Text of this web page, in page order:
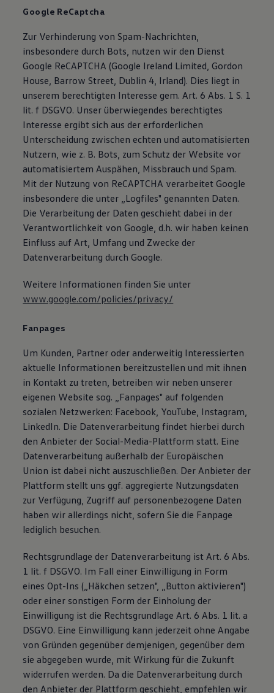
Google ReCaptcha
Zur Verhinderung von Spam-Nachrichten,
insbesondere durch Bots, nutzen wir den Dienst
Google ReCAPTCHA (Google Ireland Limited, Gordon
House, Barrow Street, Dublin 4, Irland). Dies liegt in
unserem berechtigten Interesse gem. Art. 6 Abs. 1 S. 1
lit. f DSGVO. Unser überwiegendes berechtigtes
Interesse ergibt sich aus der erforderlichen
Unterscheidung zwischen echten und automatisierten
Nutzern, wie z. B. Bots, zum Schutz der Website vor
automatisiertem Auspähen, Missbrauch und Spam.
Mit der Nutzung von ReCAPTCHA verarbeitet Google
insbesondere die unter „Logfiles" genannten Daten.
Die Verarbeitung der Daten geschieht dabei in der
Verantwortlichkeit von Google, d.h. wir haben keinen
Einfluss auf Art, Umfang und Zwecke der
Datenverarbeitung durch Google.
Weitere Informationen finden Sie unter
www.google.com/policies/privacy/
Fanpages
Um Kunden, Partner oder anderweitig Interessierten
aktuelle Informationen bereitzustellen und mit ihnen
in Kontakt zu treten, betreiben wir neben unserer
eigenen Website sog. „Fanpages" auf folgenden
sozialen Netzwerken: Facebook, YouTube, Instagram,
LinkedIn. Die Datenverarbeitung findet hierbei durch
den Anbieter der Social-Media-Plattform statt. Eine
Datenverarbeitung außerhalb der Europäischen
Union ist dabei nicht auszuschließen. Der Anbieter der
Plattform stellt uns ggf. aggregierte Nutzungsdaten
zur Verfügung, Zugriff auf personenbezogene Daten
haben wir allerdings nicht, sofern Sie die Fanpage
lediglich besuchen.
Rechtsgrundlage der Datenverarbeitung ist Art. 6 Abs.
1 lit. f DSGVO. Im Fall einer Einwilligung in Form
eines Opt-Ins („Häkchen setzen", „Button aktivieren")
oder einer sonstigen Form der Einholung der
Einwilligung ist die Rechtsgrundlage Art. 6 Abs. 1 lit. a
DSGVO. Eine Einwilligung kann jederzeit ohne Angabe
von Gründen gegenüber demjenigen, gegenüber dem
sie abgegeben wurde, mit Wirkung für die Zukunft
widerrufen werden. Da die Datenverarbeitung durch
den Anbieter der Plattform geschieht, empfehlen wir